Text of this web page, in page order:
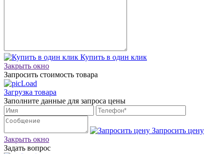
Купить в один клик
Закрыть окно
Запросить стоимость товара
Загрузка товара
Заполните данные для запроса цены
Запросить цену
Закрыть окно
Задать вопрос